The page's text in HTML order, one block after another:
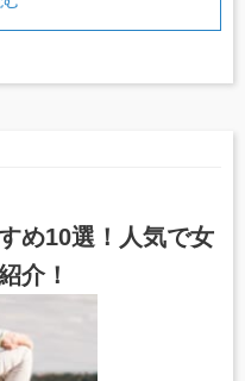
め10選！人気で女
介！